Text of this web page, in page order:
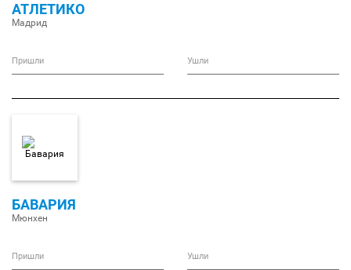
АТЛЕТИКО
Мадрид
Пришли Ушли
БАВАРИЯ
Мюнхен
Пришли Ушли